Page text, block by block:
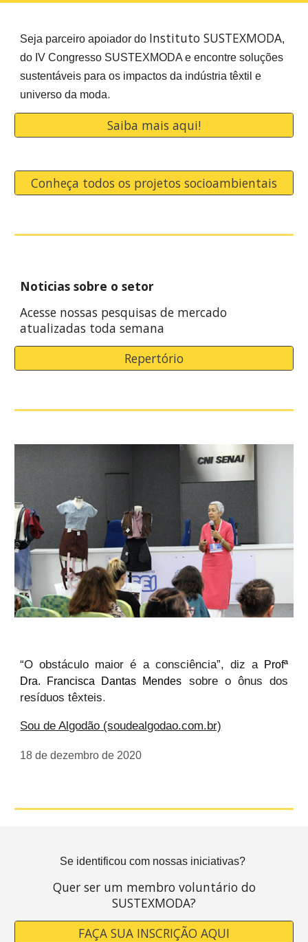
Seja parceiro apoiador do Instituto SUSTEXMODA,
do IV Congresso SUSTEXMODA e encontre soluções
sustentáveis para os impactos da indústria têxtil e
universo da moda.
Saiba mais aqui!
Conheça todos os projetos socioambientais
Noticias sobre o setor
Acesse nossas pesquisas de mercado
atualizadas toda semana
Repertório
“O obstáculo maior é a consciência”, diz a Profª
Dra. Francisca Dantas Mendes
sobre o ônus dos
resíduos têxteis.
Sou de Algodão (soudealgodao.com.br)
18 de dezembro de 2020
Se identificou com nossas iniciativas?
Quer ser um membro voluntário do
SUSTEXMODA?
FAÇA SUA INSCRIÇÃO AQUI